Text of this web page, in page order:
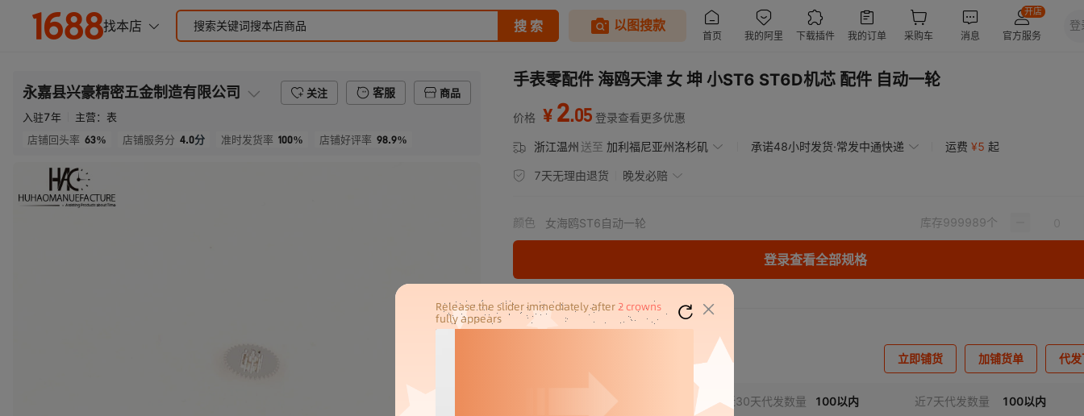
永嘉县兴豪精密五金制造有限公司 关注 客服
商品
入驻7年 主营： 表
店铺回头率 63% 店铺服务分 4.0分 准时发货率 100% 店铺好评率 98.9%
手表零配件 海鸥天津 女 坤 小ST6 ST6D机芯 配件 自动一轮
价格 ¥ 2.05 登录查看更多优惠
浙江温州 送至 加利福尼亚州洛杉矶 承诺48小时发货·常发中通快递 运费 ¥5 起
7天无理由退货 晚发必赔
颜色 女海鸥ST6自动一轮 库存999989个
登录查看全部规格
分销代发
立即铺货 加铺货单 代
近30天代发数量 100以内 近7天代发数量
100以内